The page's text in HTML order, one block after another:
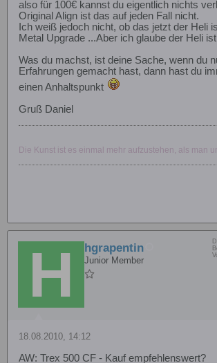
also für 100€ kannst du eigentlich nichts
Original Align ist das auf jeden Fall nicht.
Ich weiß jedoch nicht, ob das jetzt der Heli
Metal Upgrade ...Aber ich glaube der Heli
Was du machst, ist deine Sache, wenn du
Erfahrungen gemacht hast, dann hast du
einen Anhaltspunkt
Gruß Daniel
Die Kunst ist es einmal mehr aufzustehen, als man
hgrapentin
Junior Member
18.08.2010, 14:12
AW: Trex 500 CF - Kauf empfehlenswert?